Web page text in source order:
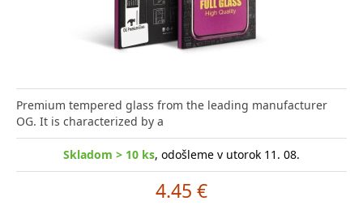
Premium tempered glass from the leading manufacturer
OG. It is characterized by a
Skladom > 10 ks, odošleme v utorok 11. 08.
4.45 €